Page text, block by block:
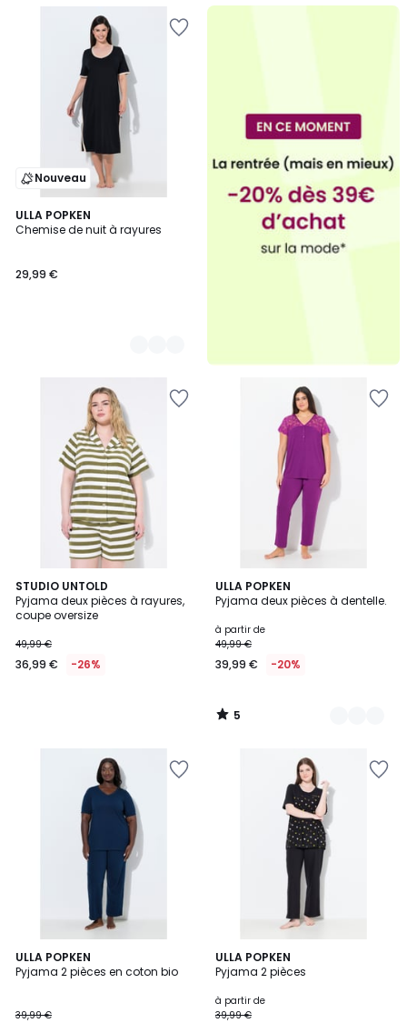
Nouveau
ULLA POPKEN
Chemise de nuit à rayures
29,99 €
3
Couleurs
STUDIO UNTOLD
Pyjama deux pièces à rayures,
coupe oversize
49,99 €
36,99 € -26%
ULLA POPKEN
Pyjama deux pièces à dentelle.
à partir de
49,99 €
39,99 € -20%
5
/
2
Couleurs
5
/
ULLA POPKEN
Pyjama 2 pièces en coton bio
39,99 €
ULLA POPKEN
Pyjama 2 pièces
à partir de
39,99 €
3
Couleurs